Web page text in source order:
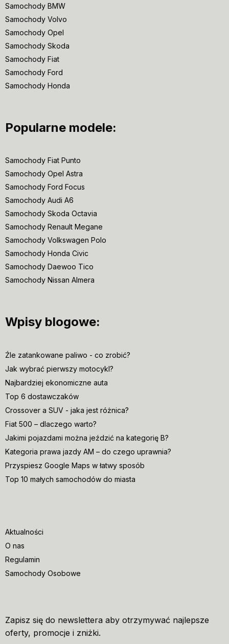
Samochody BMW
Samochody Volvo
Samochody Opel
Samochody Skoda
Samochody Fiat
Samochody Ford
Samochody Honda
Popularne modele:
Samochody Fiat Punto
Samochody Opel Astra
Samochody Ford Focus
Samochody Audi A6
Samochody Skoda Octavia
Samochody Renault Megane
Samochody Volkswagen Polo
Samochody Honda Civic
Samochody Daewoo Tico
Samochody Nissan Almera
Wpisy blogowe:
Źle zatankowane paliwo - co zrobić?
Jak wybrać pierwszy motocykl?
Najbardziej ekonomiczne auta
Top 6 dostawczaków
Crossover a SUV - jaka jest różnica?
Fiat 500 – dlaczego warto?
Jakimi pojazdami można jeździć na kategorię B?
Kategoria prawa jazdy AM – do czego uprawnia?
Przyspiesz Google Maps w łatwy sposób
Top 10 małych samochodów do miasta
Aktualności
O nas
Regulamin
Samochody Osobowe
Zapisz się do newslettera aby otrzymywać najlepsze
oferty, promocje i zniżki.